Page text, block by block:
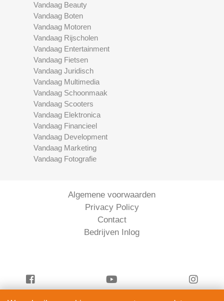
Vandaag Beauty
Vandaag Boten
Vandaag Motoren
Vandaag Rijscholen
Vandaag Entertainment
Vandaag Fietsen
Vandaag Juridisch
Vandaag Multimedia
Vandaag Schoonmaak
Vandaag Scooters
Vandaag Elektronica
Vandaag Financieel
Vandaag Development
Vandaag Marketing
Vandaag Fotografie
Algemene voorwaarden
Privacy Policy
Contact
Bedrijven Inlog